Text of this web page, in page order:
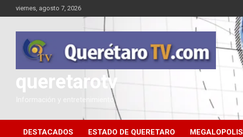
al
viernes, agosto 7, 2026
queretarotv
Información y entretenimiento
DESTACADOS ESTADO DE QUERETARO MEGALOPOLIS